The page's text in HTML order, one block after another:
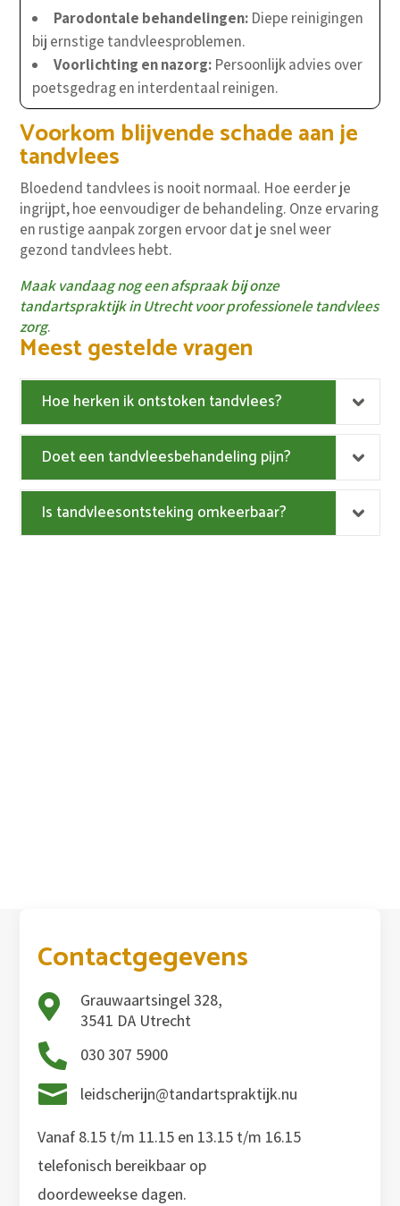
Parodontale behandelingen: Diepe reinigingen
bij ernstige tandvleesproblemen.
Voorlichting en nazorg: Persoonlijk advies over
poetsgedrag en interdentaal reinigen.
Voorkom blijvende schade aan je
tandvlees
Bloedend tandvlees is nooit normaal. Hoe eerder je
ingrijpt, hoe eenvoudiger de behandeling. Onze ervaring
en rustige aanpak zorgen ervoor dat je snel weer
gezond tandvlees hebt.
Maak vandaag nog een afspraak bij onze
tandartspraktijk in Utrecht voor professionele tandvlees
zorg.
Meest gestelde vragen
Hoe herken ik ontstoken tandvlees?
Doet een tandvleesbehandeling pijn?
Is tandvleesontsteking omkeerbaar?
Contactgegevens

Grauwaartsingel 328,
3541 DA Utrecht
 030 307 5900
 leidscherijn@tandartspraktijk.nu
Vanaf 8.15 t/m 11.15 en 13.15 t/m 16.15
telefonisch bereikbaar op
doordeweekse dagen.